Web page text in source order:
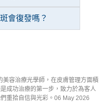
會復發嗎？
容治療光學師，在皮膚管理方面積
成功治療的第一步，致力於為客人
重拾自信與光彩。06 May 2026